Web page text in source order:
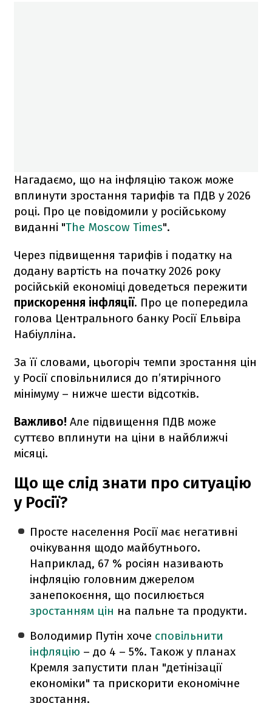
Нагадаємо, що на інфляцію також може
вплинути зростання тарифів та ПДВ у 2026
році. Про це повідомили у російському
виданні "The Moscow Times".
Через підвищення тарифів і податку на
додану вартість на початку 2026 року
російській економіці доведеться пережити
прискорення інфляції. Про це попередила
голова Центрального банку Росії Ельвіра
Набіулліна.
За її словами, цьогоріч темпи зростання цін
у Росії сповільнилися до п’ятирічного
мінімуму – нижче шести відсотків.
Важливо! Але підвищення ПДВ може
суттєво вплинути на ціни в найближчі
місяці.
Що ще слід знати про ситуацію
у Росії?
Просте населення Росії має негативні
очікування щодо майбутнього.
Наприклад, 67 % росіян називають
інфляцію головним джерелом
занепокоєння, що посилюється
зростанням цін на пальне та продукти.
Володимир Путін хоче сповільнити
інфляцію – до 4 – 5%. Також у планах
Кремля запустити план "детінізації
економіки" та прискорити економічне
зростання.